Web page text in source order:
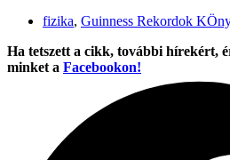
fizika, Guinness Rekordok
Ha tetszett a cikk, további hírekért,
minket a Facebookon!